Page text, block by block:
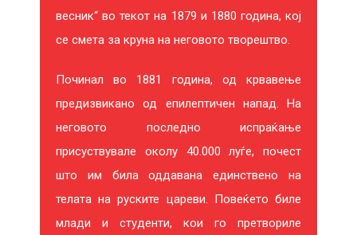
весник“ во текот на 1879 и 1880 година, кој
се смета за круна на неговото творештво.
Починал во 1881 година, од крвавење
предизвикано од епилептичен напад. На
неговото последно испраќање
присуствувале околу 40.000 луѓе, почест
што им била оддавана единствено на
телата на руските цареви. Повеќето биле
млади и студенти, кои го претвориле